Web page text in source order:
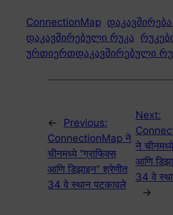
ConnectionMap
დაკავშირებული რუკა
ურთიერთდაკავშირებული
←
Previous:
ConnectionMap ने
चीनमध्ये “ग्राफिक्स
आणि डिझाइन” श्रेणीत
34 वे स्थान पटकावले
Next:
ने
आणि
34 वे
→